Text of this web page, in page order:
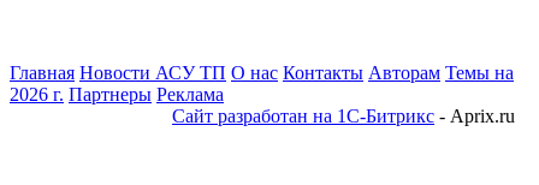
Главная Новости АСУ ТП О нас Контакты Авторам Темы на
2026 г. Партнеры Реклама
Сайт разработан на 1С-Битрикс - Aprix.ru